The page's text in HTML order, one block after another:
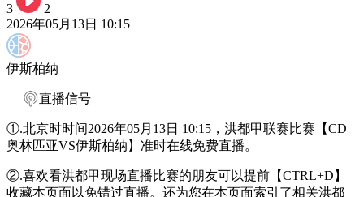
3
2
2026年05月13日 10:15
伊斯柏纳
直播信号
①.北京时时间2026年05月13日 10:15，洪都甲联赛比赛【CD
奥林匹亚VS伊斯柏纳】准时在线免费直播。
②.喜欢看洪都甲现场直播比赛的朋友可以提前【CTRL+D】
收藏本页面以免错过直播。还为您在本页面索引了相关洪都